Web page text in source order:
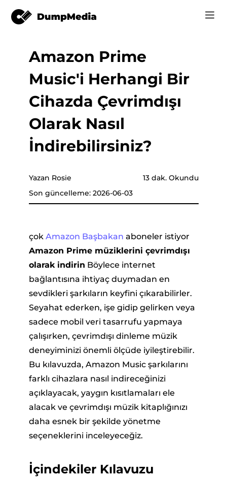
Music
Video
Çevrimiçi Araçlar
Spotify mp3'e
YouTube Music'e MP3
Apple Music'e MP3
Suno'ya MP3
mağaza
Destek
Giriş
Kayıt Ol
Amazon Prime
Music'i Herhangi Bir
Cihazda Çevrimdışı
Olarak Nasıl
İndirebilirsiniz?
Yazan Rosie
Son güncelleme: 2026-06-03
13 dak. Okundu
çok Amazon Başbakan aboneler istiyor
Amazon Prime müziklerini çevrimdışı
olarak indirin Böylece internet
bağlantısına ihtiyaç duymadan en
sevdikleri şarkıların keyfini çıkarabilirler.
Seyahat ederken, işe gidip gelirken veya
sadece mobil veri tasarrufu yapmaya
çalışırken, çevrimdışı dinleme müzik
deneyiminizi önemli ölçüde iyileştirebilir.
Bu kılavuzda, Amazon Music şarkılarını
farklı cihazlara nasıl indireceğinizi
açıklayacak, yaygın kısıtlamaları ele
alacak ve çevrimdışı müzik kitaplığınızı
daha esnek bir şekilde yönetme
seçeneklerini inceleyeceğiz.
İçindekiler Kılavuzu